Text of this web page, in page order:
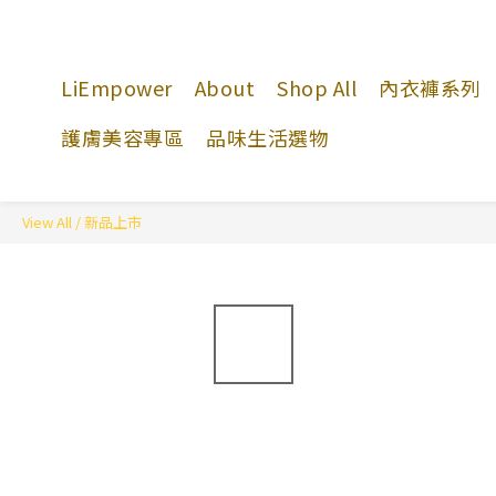
LiEmpower About Shop All 內衣褲系列
護膚美容專區
品味生活選物
View All /新品上市